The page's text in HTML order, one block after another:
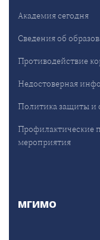
Академия сегодня
Сведения об
Противодействие
Недостоверная
Политика защиты и
Профилактические
мероприятия
МГИМО